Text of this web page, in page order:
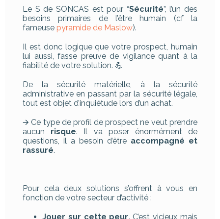
Le S de SONCAS est pour “Sécurité”, l’un des
besoins primaires de l’être humain (cf la
fameuse pyramide de Maslow).
Il est donc logique que votre prospect, humain
lui aussi, fasse preuve de vigilance quant à la
fiabilité de votre solution. 💪
De la sécurité matérielle, à la sécurité
administrative en passant par la sécurité légale,
tout est objet d’inquiétude lors d’un achat.
🡪 Ce type de profil de prospect ne veut prendre
aucun risque. Il va poser énormément de
questions, il a besoin d’être accompagné et
rassuré.
Pour cela deux solutions s’offrent à vous en
fonction de votre secteur d’activité :
Jouer sur cette peur. C’est vicieux mais